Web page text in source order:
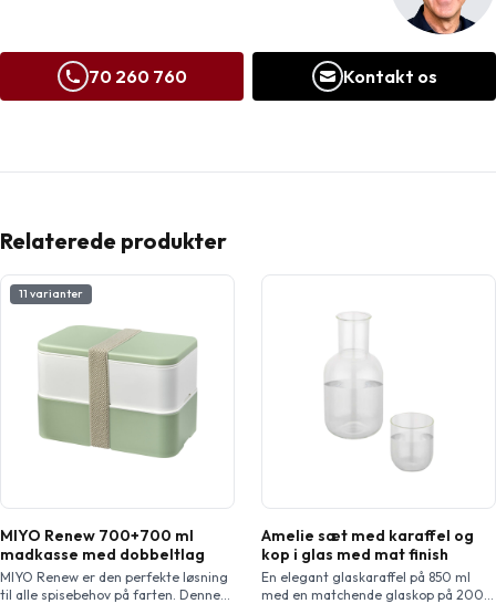
70 260 760 Kontakt os
Relaterede produkter
11 varianter
MIYO Renew 700+700 ml
madkasse med dobbeltlag
MIYO Renew er den perfekte løsning
til alle spisebehov på farten. Denne
Amelie sæt med karaffel og
kop i glas med mat finish
En elegant glaskaraffel på 850 ml
med en matchende glaskop på 200